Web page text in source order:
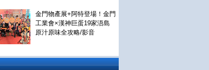
金門物產展+阿特登場！金門
工業會×漢神巨蛋19家浯島
原汁原味全攻略/影音